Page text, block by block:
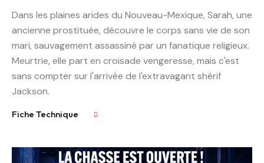
Dans les plaines arides du Nouveau-Mexique, Sarah, une
ancienne prostituée, découvre le corps sans vie de son
mari, sauvagement assassiné par un fanatique religieux.
Meurtrie, elle part en croisade vengeresse, mais c'est
sans compter sur l'arrivée de l'extravagant shérif
Jackson.
Fiche Technique